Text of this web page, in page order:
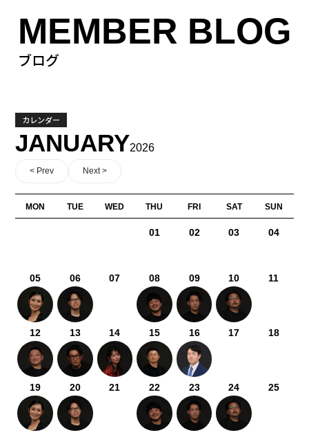
MEMBER BLOG
ブログ
カレンダー
JANUARY2026
< Prev Next >
MON TUE WED THU FRI SAT SUN
01 02 03 04
05 06 07 08 09 10 11
12 13 14 15 16 17 18
19 20 21 22 23 24 25